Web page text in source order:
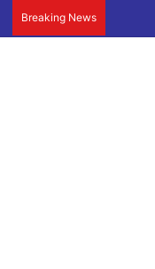
Breaking News